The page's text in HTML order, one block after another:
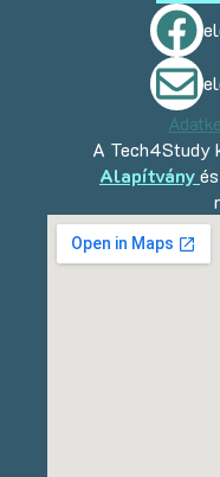
A Tech4Study
Alapítvány